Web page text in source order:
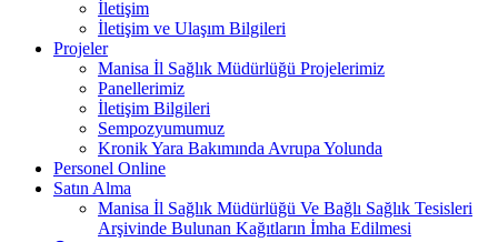
İletişim
İletişim ve Ulaşım Bilgileri
Projeler
Manisa İl Sağlık Müdürlüğü Projelerimiz
Panellerimiz
İletişim Bilgileri
Sempozyumumuz
Kronik Yara Bakımında Avrupa Yolunda
Personel Online
Satın Alma
Manisa İl Sağlık Müdürlüğü Ve Bağlı Sağlık Tesisleri
Arşivinde Bulunan Kağıtların İmha Edilmesi